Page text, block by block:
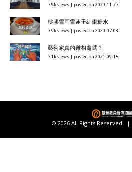
7.9k views | posted on 2020-11-27
桃膠雪耳雪蓮子紅棗糖水
7.9k views | posted on 2020-07-03
藝術家真的難相處嗎？
7.1k views | posted on 2021-09-15
© 2026 All Rights Reserved |